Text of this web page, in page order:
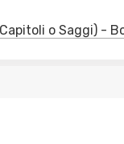
o Saggi) -